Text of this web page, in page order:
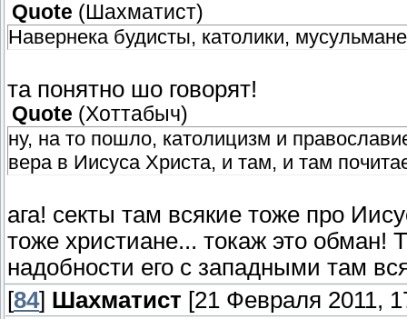
Quote ( Шахматист)
Навернека будисты, католики,
та понятно шо говорят!
Quote (Хоттабыч)
ну, на то пошло, католицизм и
вера в Иисуса Христа, и там, и там
ага! секты там всякие тоже про
тоже христиане... токаж это обман!
надобности его с западными там
[84] Шахматист [21 Февраля 2011,